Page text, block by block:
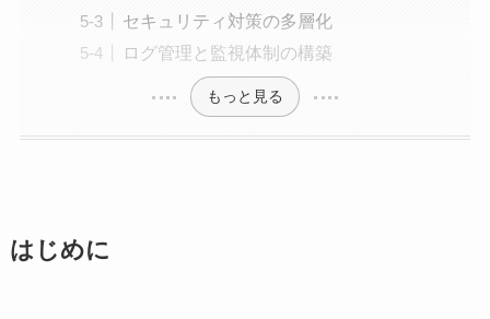
セキュリティ対策の多層化
ログ管理と監視体制の構築
もっと見る
はじめに